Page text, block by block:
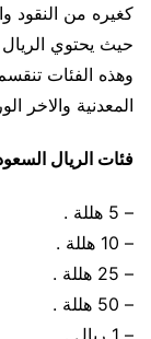
كغيره من النقود
حيث يحتوي الريال على
وهذه الفئات
المعدنية والاخر
فئات الريال
– 5 هللة .
– 10 هللة .
– 25 هللة .
– 50 هللة .